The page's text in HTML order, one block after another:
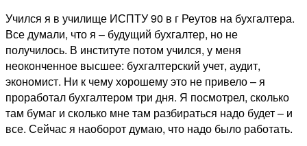
Учился я в училище ИСПТУ 90 в г Реутов на бухгалтера.
Все думали, что я – будущий бухгалтер, но не
получилось. В институте потом учился, у меня
неоконченное высшее: бухгалтерский учет, аудит,
экономист. Ни к чему хорошему это не привело – я
проработал бухгалтером три дня. Я посмотрел, сколько
там бумаг и сколько мне там разбираться надо будет – и
все. Сейчас я наоборот думаю, что надо было работать.